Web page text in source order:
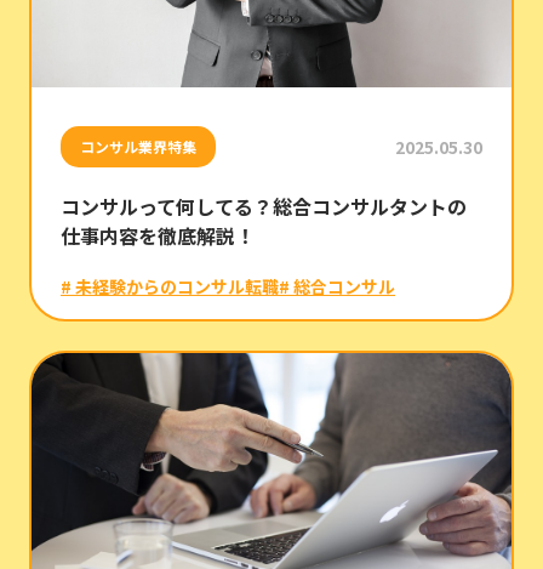
コンサル業界特集 2025.05.30
コンサルって何してる？総合コンサルタントの
仕事内容を徹底解説！
# 未経験からのコンサル転職# 総合コンサル